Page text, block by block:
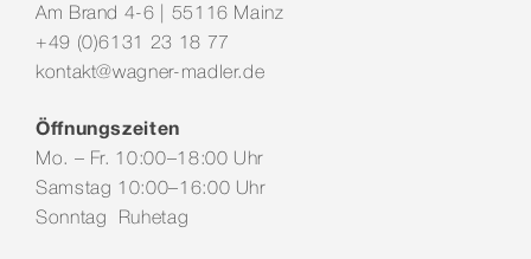
Am Brand 4-6 | 55116 Mainz
+49 (0)6131 23 18 77
kontakt@wagner-madler.de
Öffnungszeiten
Mo. – Fr. 10:00–18:00 Uhr
Samstag 10:00–16:00 Uhr
Sonntag Ruhetag